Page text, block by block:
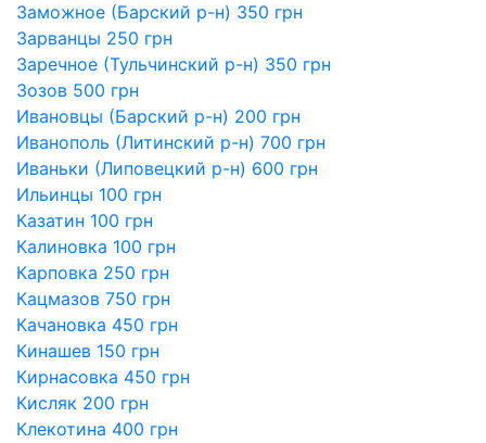
Заможное (Барский р-н) 350 грн
Зарванцы 250 грн
Заречное (Тульчинский р-н) 350 грн
Зозов 500 грн
Ивановцы (Барский р-н) 200 грн
Иванополь (Литинский р-н) 700 грн
Иваньки (Липовецкий р-н) 600 грн
Ильинцы 100 грн
Казатин 100 грн
Калиновка 100 грн
Карповка 250 грн
Кацмазов 750 грн
Качановка 450 грн
Кинашев 150 грн
Кирнасовка 450 грн
Кисляк 200 грн
Клекотина 400 грн